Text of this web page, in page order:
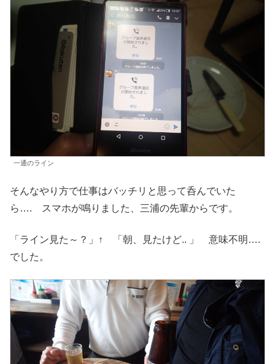
一通のライン
そんなやり方で仕事はバッチリと思って呑んでいた
ら…. スマホが鳴りました、三浦の先輩からです。
「ライン見た～？」↑ 「朝、見たけど.. 」 意味不明….
でした。